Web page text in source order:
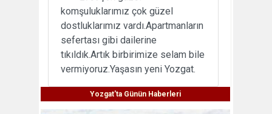
komşuluklarımız çok güzel
dostluklarımız vardı.Apartmanların
sefertası gibi dailerine
tıkıldık.Artık birbirimize selam bile
vermiyoruz.Yaşasın yeni Yozgat.
Yozgat'ta Günün Haberleri